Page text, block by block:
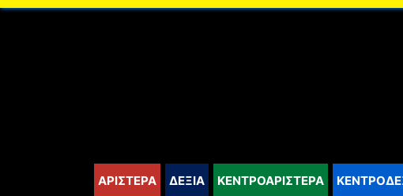
content
ΑΡΙΣΤΕΡΑ ΔΕΞΙΑ ΚΕΝΤΡΟΑΡΙΣΤΕΡΑ